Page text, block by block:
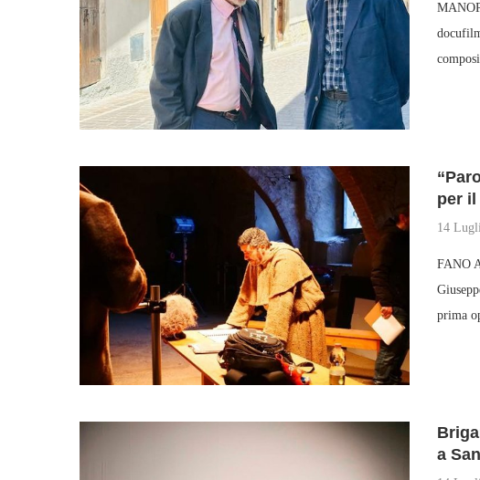
per il
14
FANO
prima
a